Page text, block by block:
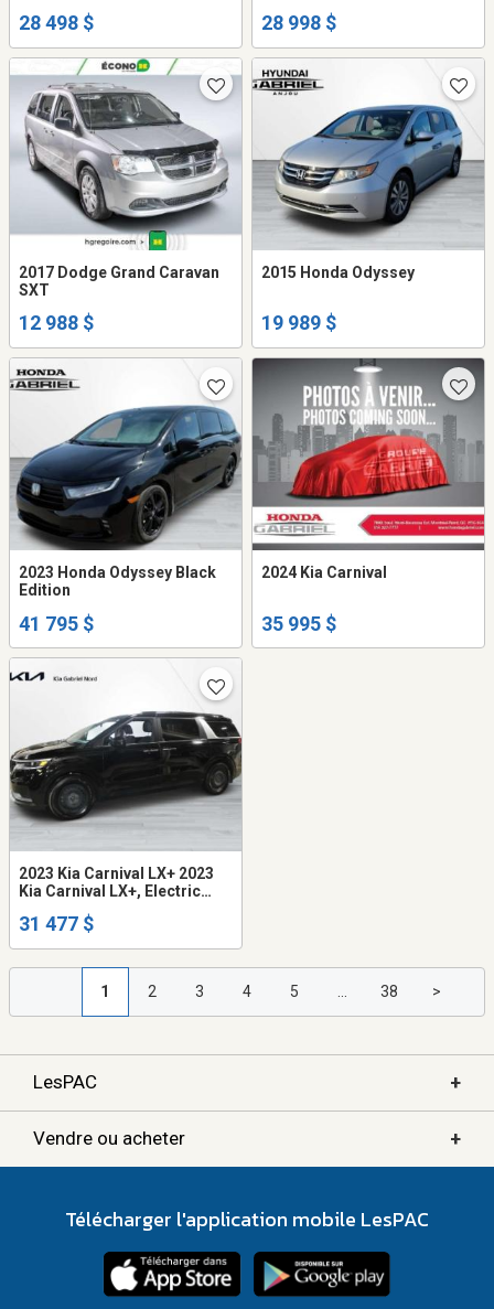
28 498 $ 28 998 $
2017 Dodge Grand Caravan
SXT
12 988 $
2015 Honda Odyssey
19 989 $
2023 Honda Odyssey Black
Edition
41 795 $
2024 Kia Carnival
35 995 $
2023 Kia Carnival LX+ 2023
Kia Carnival LX+, Electric
31 477 $
1 2 3 4 5 ... 38 >
LesPAC +
Vendre ou acheter +
Télécharger l'application mobile LesPAC